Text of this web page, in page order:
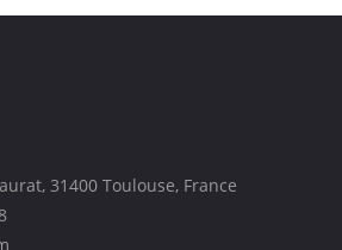
31400 Toulouse, France